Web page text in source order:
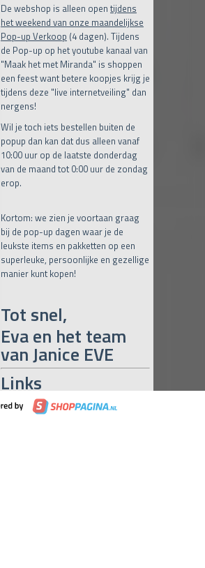
De webshop is alleen open tijdens
het weekend van onze maandelijkse
Pop-up Verkoop (4 dagen). Tijdens
de Pop-up op het youtube kanaal van
"Maak het met Miranda" is shoppen
een feest want betere koopjes krijg je
tijdens deze "live internetveiling" dan
nergens!
Wil je toch iets bestellen buiten de
popup dan kan dat dus alleen vanaf
10:00 uur op de laatste donderdag
van de maand tot 0:00 uur de zondag
erop.
Kortom: we zien je voortaan graag
bij de pop-up dagen waar je de
leukste items en pakketten op een
superleuke, persoonlijke en gezellige
manier kunt kopen!
Tot snel,
Eva en het team
van Janice EVE
Links
Online Café Miranda(iedere dag om
10:00, 15:00 en 19:00 uur)